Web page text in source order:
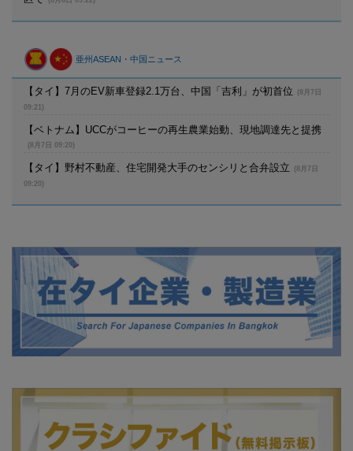
亜州ASEAN・中国ニュース
【タイ】7月のEV新車登録2.1万台、中国「吉利」が初首位
(8月7日
09:21)
【ベトナム】UCCがコーヒーの再生農業始動、現地調達先と提携
(8月7日 09:20)
【タイ】野村不動産、住宅開発大手のセンシリと合弁設立
(8月7日
09:20)